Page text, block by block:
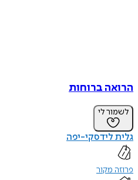
הרואה ברוחות
לשמור לי
גלית לידסקי-יפה
פרוזה מקור